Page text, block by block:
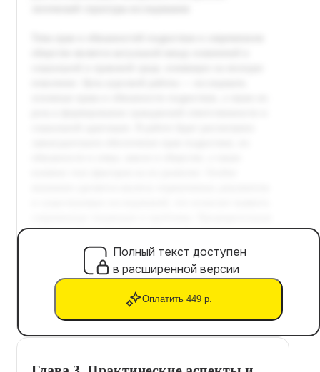
Полный текст доступен
в расширенной версии
Оплатить 449 р.